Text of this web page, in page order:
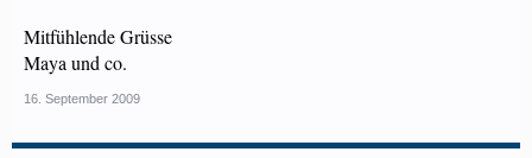
Mitfühlende Grüsse
Maya und co.
16. September 2009